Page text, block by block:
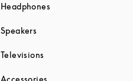
Headphones
Speakers
Televisions
Accessories